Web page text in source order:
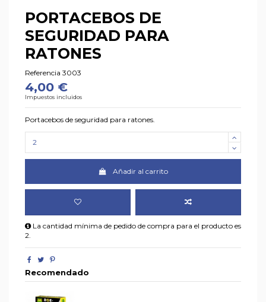
PORTACEBOS DE
SEGURIDAD PARA
RATONES
Referencia 3003
4,00 €
Impuestos incluidos
Portacebos de seguridad para ratones.
Añadir al carrito
La cantidad mínima de pedido de compra para el producto es
2.
Recomendado